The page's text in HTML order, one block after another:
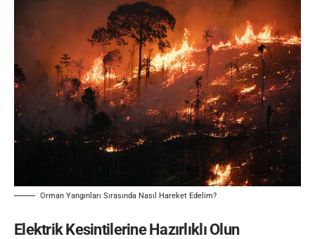
Orman Yangınları Sırasında Nasıl Hareket Edelim?
Elektrik Kesintilerine Hazırlıklı Olun